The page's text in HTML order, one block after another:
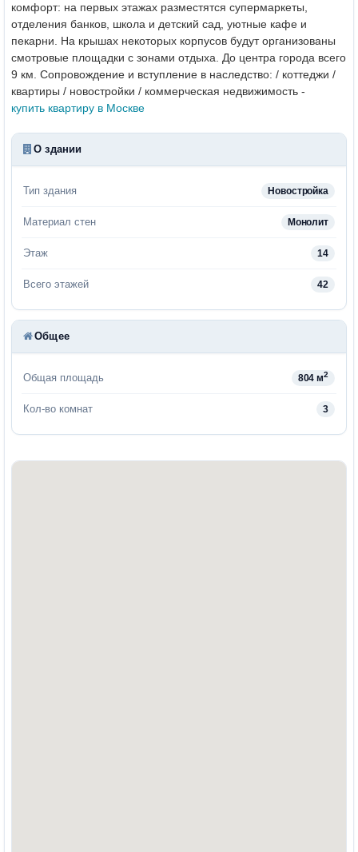
комфорт: на первых этажах разместятся супермаркеты,
отделения банков, школа и детский сад, уютные кафе и
пекарни. На крышах некоторых корпусов будут организованы
смотровые площадки с зонами отдыха. До центра города всего
9 км. Сопровождение и вступление в наследство: / коттеджи /
квартиры / новостройки / коммерческая недвижимость -
купить квартиру в Москве
О здании
Тип здания Новостройка
Материал стен Монолит
Этаж 14
Всего этажей 42
Общее
Общая площадь 804 м2
Кол-во комнат 3